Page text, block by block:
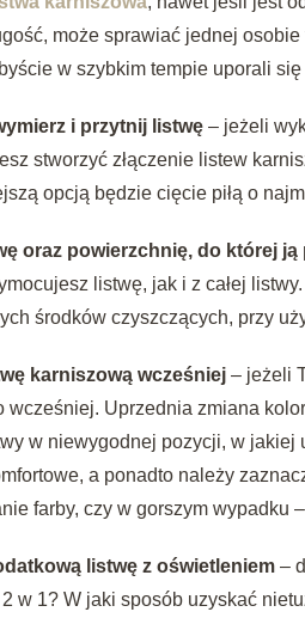
może sprawiać jednej
w szybkim tempie uporali
i przytnij listwę – jeżeli
stworzyć złączenie listew
opcją będzie cięcie piłą o
oraz powierzchnię, do której ją
listwę, jak i z całej
środków czyszczących, przy
karniszową wcześniej – jeżeli
wcześniej. Uprzednia zmiana
w niewygodnej pozycji, w jakiej
a ponadto należy
farby, czy w gorszym wypadku
listwę z oświetleniem –
w 1? W jaki sposób uzyskać